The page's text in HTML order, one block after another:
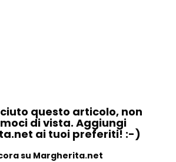
questo articolo, non
di vista. Aggiungi
ai tuoi preferiti! :-)
su Margherita.net